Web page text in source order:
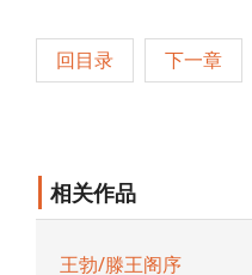
回目录 下一章
相关作品
王勃/滕王阁序